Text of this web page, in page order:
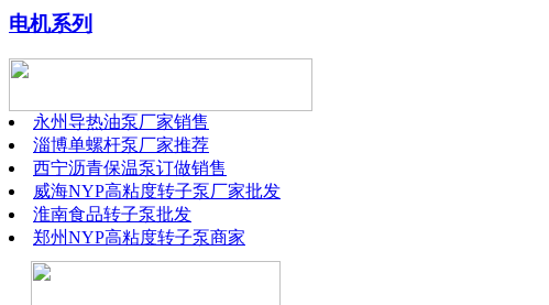
电机系列
永州导热油泵厂家销售
淄博单螺杆泵厂家推荐
西宁沥青保温泵订做销售
威海NYP高粘度转子泵厂家批发
淮南食品转子泵批发
郑州NYP高粘度转子泵商家